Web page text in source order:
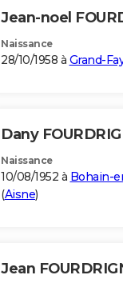
Jean-noel
Naissance
28/10/1958 à Grand-
Dany
Naissance
10/08/1952 à Bohain-
(Aisne)
Jean